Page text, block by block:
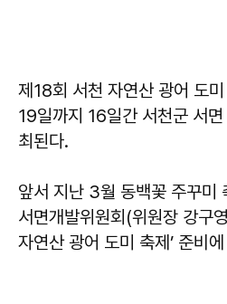
제18회 서천 자연산 광어 도
19일까지 16일간 서천군 서
최된다.
앞서 지난 3월 동백꽃 주꾸미
서면개발위원회(위원장 강구
자연산 광어 도미 축제’ 준비